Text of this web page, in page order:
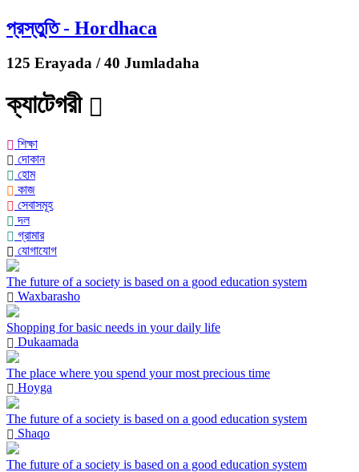
প্রস্তুতি - Hordhaca
125 Erayada / 40 Jumladaha
ক্যাটেগরী
শিক্ষা
দোকান
হোম
কাজ
সেবাসমূহ
দল
গ্রামার
যোগাযোগ
The future of a society is based on a good education system
Waxbarasho
Shopping for basic needs in your daily life
Dukaamada
The place where you spend your most precious time
Hoyga
The future of a society is based on a good education system
Shaqo
The future of a society is based on a good education system